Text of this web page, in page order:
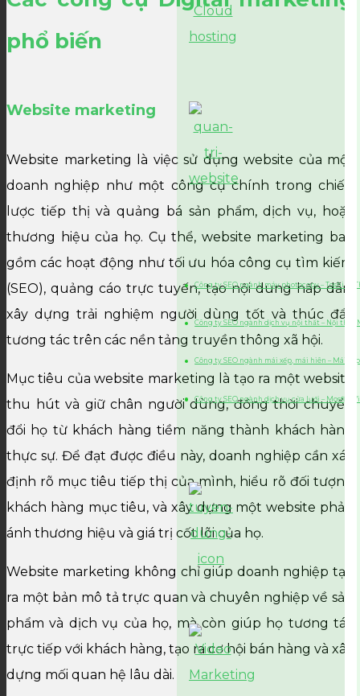
Công ty SEO ngành máy photocopy – Toshiba
Công ty SEO ngành dịch vụ nội thất – Nội thất
Công ty SEO ngành mái xếp, mái hiên – Mái
Công ty SEO ngành dịch vụ cửa lưới – Mosfly
phổ biến
Website marketing
Website marketing là việc sử dụng website của một
doanh nghiệp như một công cụ chính trong chiến
lược tiếp thị và quảng bá sản phẩm, dịch vụ, hoặc
thương hiệu của họ. Cụ thể, website marketing bao
gồm các hoạt động như tối ưu hóa công cụ tìm kiếm
(SEO), quảng cáo trực tuyến, tạo nội dung hấp dẫn,
xây dựng trải nghiệm người dùng tốt và thúc đẩy
tương tác trên các nền tảng truyền thông xã hội.
Mục tiêu của website marketing là tạo ra một website
thu hút và giữ chân người dùng, đồng thời chuyển
đổi họ từ khách hàng tiềm năng thành khách hàng
thực sự. Để đạt được điều này, doanh nghiệp cần xác
định rõ mục tiêu tiếp thị của mình, hiểu rõ đối tượng
khách hàng mục tiêu, và xây dựng một website phản
ánh thương hiệu và giá trị cốt lõi của họ.
Website marketing không chỉ giúp doanh nghiệp tạo
ra một bản mô tả trực quan và chuyên nghiệp về sản
phẩm và dịch vụ của họ, mà còn giúp họ tương tác
trực tiếp với khách hàng, tạo ra cơ hội bán hàng và xây
dựng mối quan hệ lâu dài.